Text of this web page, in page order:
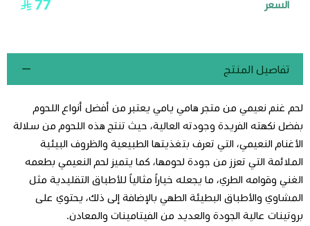
السعر 77
تفاصيل المنتج
لحم غنم نعيمي من متجر هامي يامي يعتبر من أفضل أنواع اللحوم
بفضل نكهته الفريدة وجودته العالية، حيث تنتج هذه اللحوم من سلالة
الأغنام النعيمي، التي تعرف بتغذيتها الطبيعية والظروف البيئية
الملائمة التي تعزز من جودة لحومها، كما يتميز لحم النعيمي بطعمه
الغني وقوامه الطري، ما يجعله خياراً مثالياً للأطباق التقليدية مثل
المشاوي والأطباق البطيئة الطهي بالإضافة إلى ذلك، يحتوي على
بروتينات عالية الجودة والعديد من الفيتامينات والمعادن.